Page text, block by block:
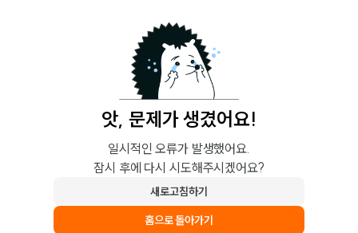
앗, 문제가 생겼어요!
일시적인 오류가 발생했어요.
잠시 후에 다시 시도해주시겠어요?
새로고침하기
홈으로 돌아가기